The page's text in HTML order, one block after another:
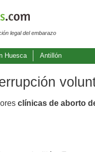
legal del embarazo
Huesca Antillón
clínicas de aborto